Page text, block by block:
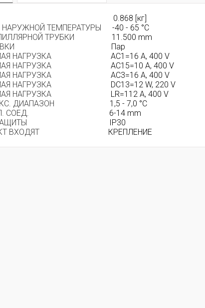
0.868 [кг]
ТЕМПЕРАТУРЫ
-40 - 65 °C
ТРУБКИ
11.500 mm
Пар
НАГРУЗКА
AC1=16 A, 400 V
НАГРУЗКА
AC15=10 A, 400 V
НАГРУЗКА
AC3=16 A, 400 V
НАГРУЗКА
DC13=12 W, 220 V
НАГРУЗКА
LR=112 A, 400 V
ДИАПАЗОН
1,5 - 7,0 °C
СОЕД.
6-14 mm
IP30
ВХОДЯТ
КРЕПЛЕНИЕ